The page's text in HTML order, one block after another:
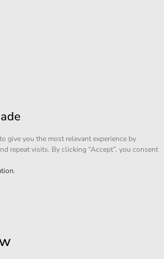
give you the most relevant experience by
repeat visits. By clicking “Accept”, you consent
.